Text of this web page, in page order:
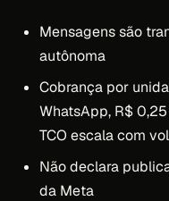
Mensagens são
autônoma
Cobrança por
WhatsApp, R$ 0,25
TCO escala com
Não declara
da Meta